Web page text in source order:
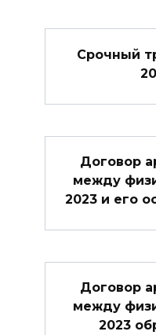
Cрочный
Договор
между
2023 и его
Договор
между
2023